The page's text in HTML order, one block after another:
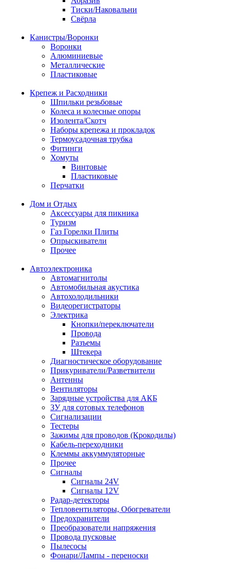
Тиски/Наковальни
Свёрла
Канистры/Воронки
Воронки
Алюминиевые
Металлические
Пластиковые
Крепеж и Расходники
Шпильки резьбовые
Колеса и колесные опоры
Изолента/Скотч
Наборы крепежа и прокладок
Термоусадочная трубка
Фитинги
Хомуты
Винтовые
Пластиковые
Перчатки
Дом и Отдых
Аксессуары для пикника
Туризм
Газ Горелки Плиты
Опрыскиватели
Прочее
Автоэлектроника
Автомагнитолы
Автомобильная акустика
Автохолодильники
Видеорегистраторы
Электрика
Кнопки/переключатели
Провода
Разъемы
Штекера
Диагностическое оборудование
Прикуриватели/Разветвители
Антенны
Вентиляторы
Зарядные устройства для АКБ
ЗУ для сотовых телефонов
Сигнализации
Тестеры
Зажимы для проводов (Крокодилы)
Кабель-переходники
Клеммы аккуммуляторные
Прочее
Сигналы
Сигналы 24V
Сигналы 12V
Радар-детекторы
Тепловентиляторы, Обогреватели
Предохранители
Преобразователи напряжения
Провода пусковые
Пылесосы
Фонари/Лампы - переноски